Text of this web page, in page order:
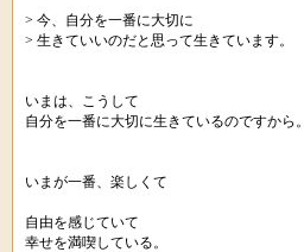
> 今、自分を一番に大切に
> 生きていいのだと思って生きています。
いまは、こうして
自分を一番に大切に生きているのですから。
いまが一番、楽しくて
自由を感じていて
幸せを満喫している。